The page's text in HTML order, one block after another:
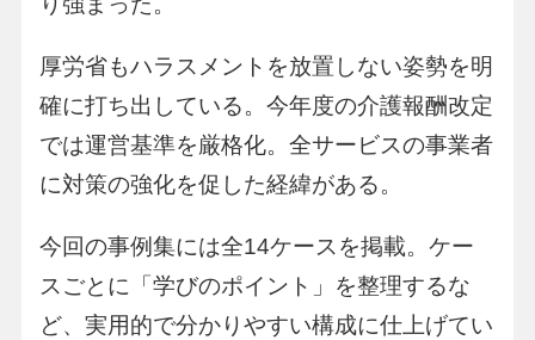
厚労省もハラスメントを放置しない姿勢を明
確に打ち出している。今年度の介護報酬改定
では運営基準を厳格化。全サービスの事業者
に対策の強化を促した経緯がある。
今回の事例集には全14ケースを掲載。ケー
スごとに「学びのポイント」を整理するな
ど、実用的で分かりやすい構成に仕上げてい